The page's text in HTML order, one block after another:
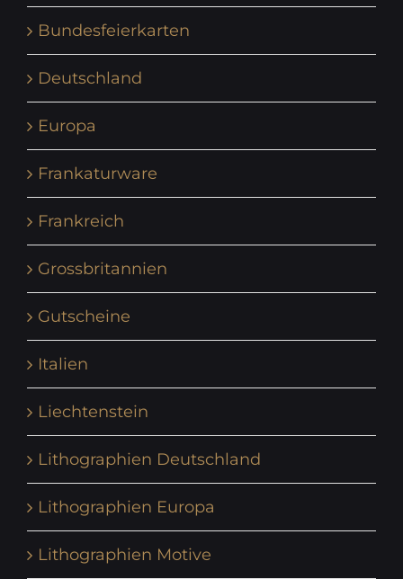
Bundesfeierkarten
Deutschland
Europa
Frankaturware
Frankreich
Grossbritannien
Gutscheine
Italien
Liechtenstein
Lithographien Deutschland
Lithographien Europa
Lithographien Motive